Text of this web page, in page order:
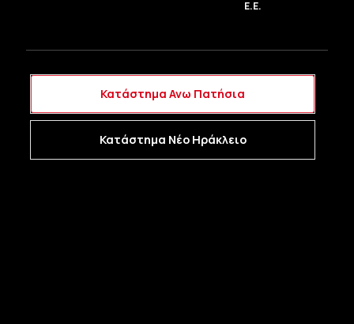
Θερμοκρασία λειτουργίας: -40ºC + 80ºC
Ρεύμα αναμονής: <5mA
Ε.Ε.
Κατάστημα Ανω Πατήσια
Κατάστημα Νέο Ηράκλειο